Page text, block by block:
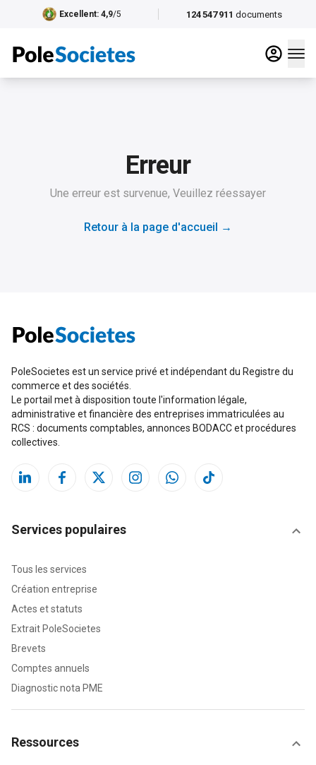
124 547 911 documents
Excellent: 4,9/5
Erreur
Une erreur est survenue, Veuillez réessayer
Retour à la page d'accueil →
PoleSocietes est un service privé et indépendant du Registre du
commerce et des sociétés.
Le portail met à disposition toute l'information légale,
administrative et financière des entreprises immatriculées au
RCS : documents comptables, annonces BODACC et procédures
collectives.
Services populaires
Tous les services
Création entreprise
Actes et statuts
Extrait PoleSocietes
Brevets
Comptes annuels
Diagnostic nota PME
Ressources